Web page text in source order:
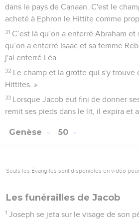
dans le pays de Canaan. C'est le
acheté à Ephron le Hittite comme
31 C’est là qu’on a enterré Abraham et
qu’on a enterré Isaac et sa femme
j'ai enterré Léa.
32 Le champ et la grotte qui s'y trouve
Hittites. »
33 Lorsque Jacob eut fini de donner
remit ses pieds dans le lit, il expira et
Genèse 50
Seuls les Évangiles sont disponibles en vidéo pour
Les funérailles de Jacob
1 Joseph se jeta sur le visage de son